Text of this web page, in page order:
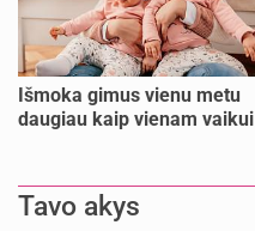
Išmoka gimus vienu metu
daugiau kaip vienam vaikui
Tavo akys